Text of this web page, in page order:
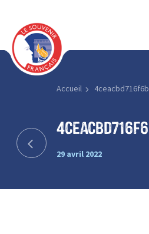
Accueil
29 avril 2022